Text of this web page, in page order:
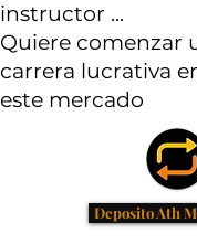
instructor ...
Quiere comenzar
carrera lucrativa
este mercado
Deposito Ath